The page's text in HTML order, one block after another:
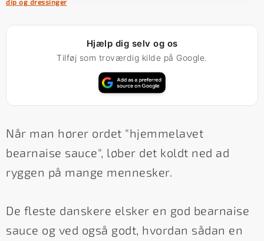
Hjælp dig selv og os
Tilføj som troværdig kilde på Google.
Når man hører ordet "hjemmelavet
bearnaise sauce", løber det koldt ned ad
ryggen på mange mennesker.
De fleste danskere elsker en god bearnaise
sauce og ved også godt, hvordan sådan en